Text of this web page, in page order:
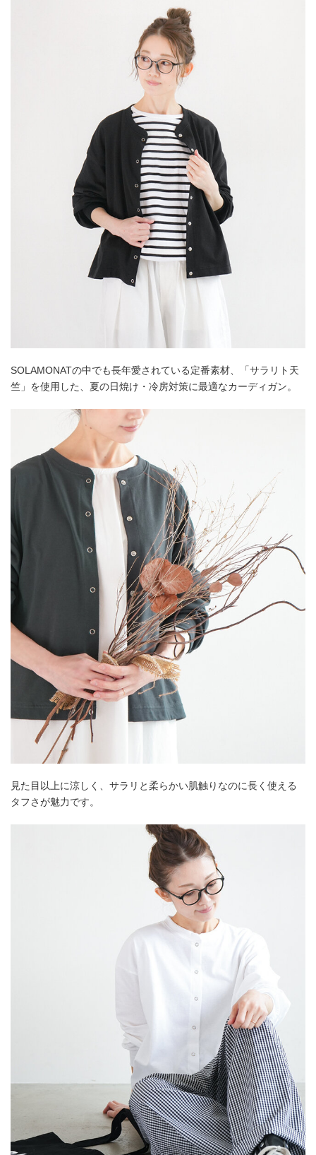
SOLAMONATの中でも長年愛されている定番素材、「サラリト天
竺」を使用した、夏の日焼け・冷房対策に最適なカーディガン。
見た目以上に涼しく、サラリと柔らかい肌触りなのに長く使える
タフさが魅力です。